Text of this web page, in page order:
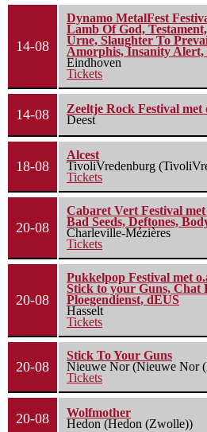
14-08
Dynamo MetalFest
Lamb Of God,
Urne, Slaughter To
Amorphis, Insanity Alert,
Eindhoven
Tickets
14-08
Zeeltje Rock Festival
Deest
18-08
Alcest
TivoliVredenburg
Tickets
20-08
Cabaret Vert Festival
Bad Seeds, Deftones,
Charleville-Mézières
Tickets
20-08
Pukkelpop Festival met
Stick to your Guns, Chat
Ploegendienst, dEUS
Hasselt
Tickets
20-08
Stick To Your Guns
Nieuwe Nor (Nieuwe Nor
Tickets
20-08
Wolfmother
Hedon (Hedon (Zwolle))